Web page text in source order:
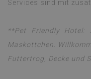
Services sind mit
**Pet Friendly
Maskottchen.
Futtertrog, Decke und